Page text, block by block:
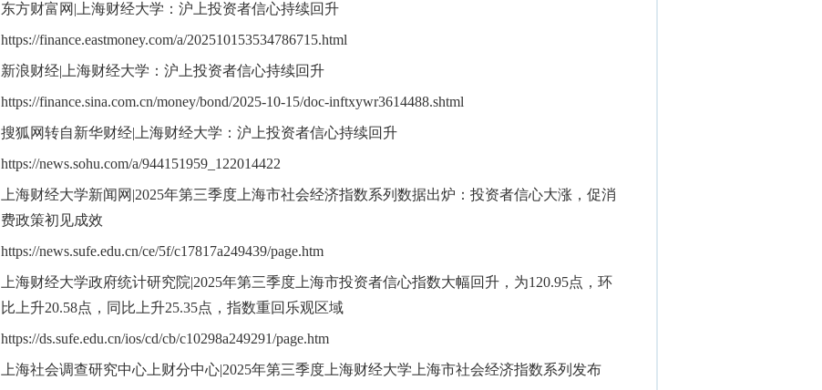
东方财富网|上海财经大学：沪上投资者信心持续回升
https://finance.eastmoney.com/a/202510153534786715.html
新浪财经|上海财经大学：沪上投资者信心持续回升
https://finance.sina.com.cn/money/bond/2025-10-15/doc-inftxywr3614488.shtml
搜狐网转自新华财经|上海财经大学：沪上投资者信心持续回升
https://news.sohu.com/a/944151959_122014422
上海财经大学新闻网|2025年第三季度上海市社会经济指数系列数据出炉：投资者信心大涨，促消
费政策初见成效
https://news.sufe.edu.cn/ce/5f/c17817a249439/page.htm
上海财经大学政府统计研究院|2025年第三季度上海市投资者信心指数大幅回升，为120.95点，环
比上升20.58点，同比上升25.35点，指数重回乐观区域
https://ds.sufe.edu.cn/ios/cd/cb/c10298a249291/page.htm
上海社会调查研究中心上财分中心|2025年第三季度上海财经大学上海市社会经济指数系列发布